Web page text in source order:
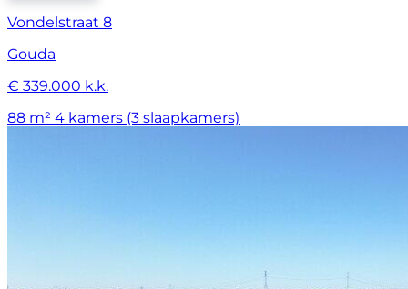
Vondelstraat 8
Gouda
€ 339.000 k.k.
88 m² 4 kamers (3 slaapkamers)